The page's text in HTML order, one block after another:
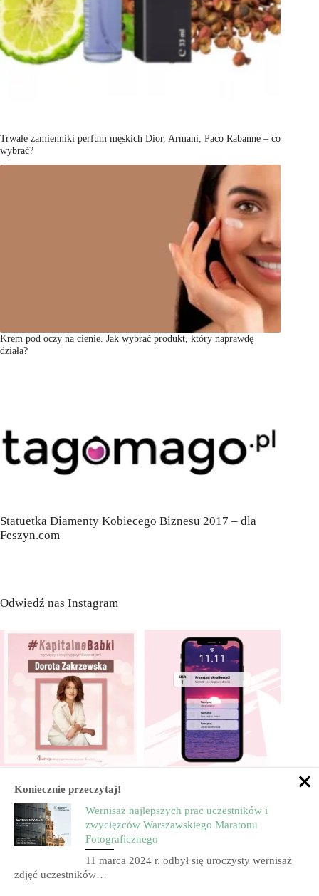
Trwałe zamienniki perfum męskich Dior, Armani, Paco Rabanne – co
wybrać?
Krem pod oczy na cienie. Jak wybrać produkt, który naprawdę
działa?
Statuetka Diamenty Kobiecego Biznesu 2017 – dla
Feszyn.com
Odwiedź nas Instagram
Koniecznie przeczytaj!
Wernisaż najlepszych prac uczestników i
zwycięzców Warszawskiego Maratonu
Fotograficznego
11 marca 2024 r. odbył się uroczysty wernisaż
zdjęć uczestników…